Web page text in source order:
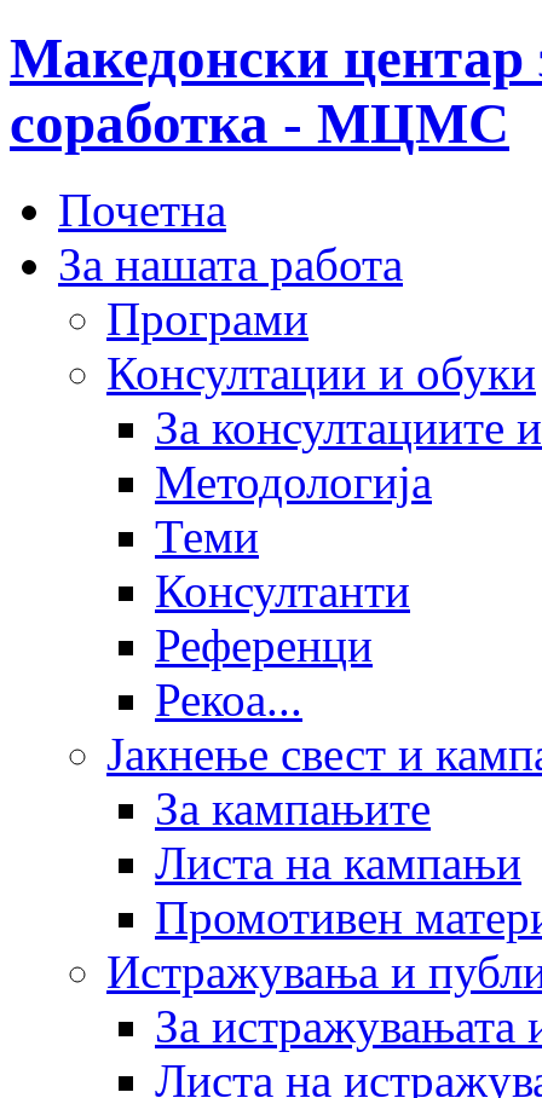
Македонски центар
соработка - МЦМС
Почетна
За нашата работа
Програми
Консултации и обуки
За консултациите
Методологија
Теми
Консултанти
Референци
Рекоа...
Јакнење свест и
За кампањите
Листа на кампањи
Промотивен
Истражувања и
За истражувањата
Листа на